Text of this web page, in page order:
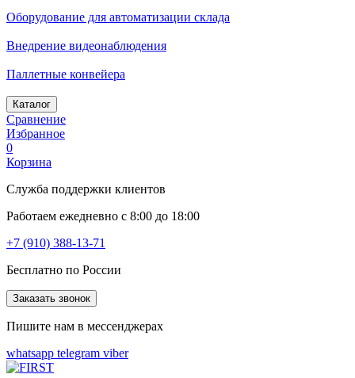
Оборудование для автоматизации склада
Внедрение видеонаблюдения
Паллетные конвейера
Каталог
Сравнение
Избранное
0
Корзина
Служба поддержки клиентов
Работаем ежедневно с 8:00 до 18:00
+7 (910) 388-13-71
Бесплатно по России
Заказать звонок
Пишите нам в мессенджерах
whatsapp telegram viber